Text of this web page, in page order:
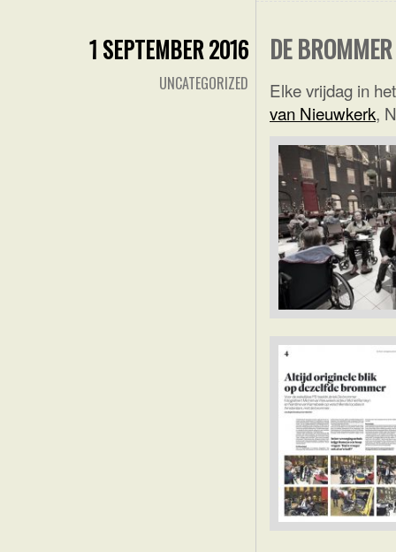
1 SEPTEMBER 2016
UNCATEGORIZED
DE BROMMER
Elke vrijdag in
van Nieuwkerk,